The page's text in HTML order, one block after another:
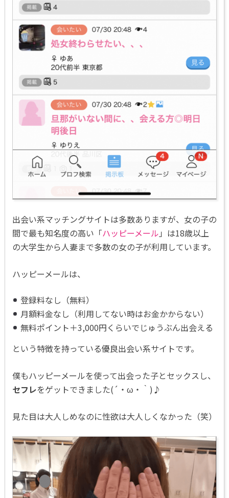
出会い系マッチングサイトは多数ありますが、女の子の
間で最も知名度の高い「ハッピーメール 」は18歳以上
の大学生から人妻まで多数の女の子が利用しています。
ハッピーメールは、
登録料なし（無料）
月額料金なし（利用してない時はお金かからない）
無料ポイント＋3,000円くらいでじゅうぶん出会える
という特徴を持っている優良出会い系サイトです。
僕もハッピーメールを使って出会った子とセックスし、
セフレをゲットできました(´・ω・｀)♪
見た目は大人しめなのに性欲は大人しくなかった（笑）